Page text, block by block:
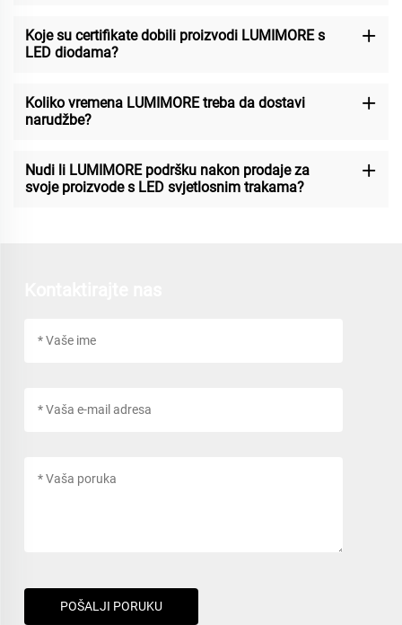
Koje su certifikate dobili proizvodi LUMIMORE s
LED diodama?
Koliko vremena LUMIMORE treba da dostavi
narudžbe?
Nudi li LUMIMORE podršku nakon prodaje za
svoje proizvode s LED svjetlosnim trakama?
POŠALJI PORUKU